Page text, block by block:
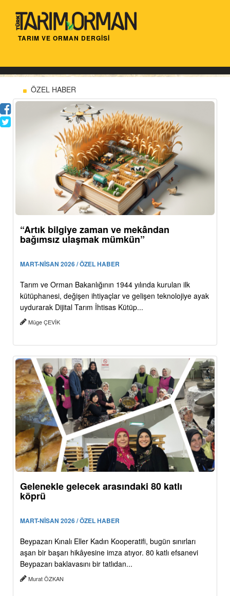
TARIM VE ORMAN DERGİSİ
ÖZEL HABER
“Artık bilgiye zaman ve mekândan
bağımsız ulaşmak mümkün”
MART-NİSAN 2026 / ÖZEL HABER
Tarım ve Orman Bakanlığının 1944 yılında kurulan ilk
kütüphanesi, değişen ihtiyaçlar ve gelişen teknolojiye ayak
uydurarak Dijital Tarım İhtisas Kütüp...
Müge ÇEVİK
Gelenekle gelecek arasındaki 80 katlı
köprü
MART-NİSAN 2026 / ÖZEL HABER
Beypazarı Kınalı Eller Kadın Kooperatifi, bugün sınırları
aşan bir başarı hikâyesine imza atıyor. 80 katlı efsanevi
Beypazarı baklavasını bir tatlıdan...
Murat ÖZKAN